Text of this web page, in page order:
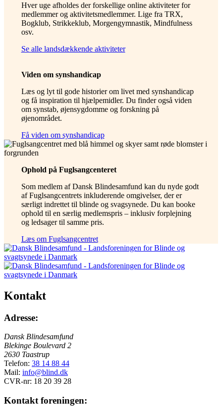
Hver uge afholdes der forskellige online aktiviteter for
medlemmer og aktivitetsmedlemmer. Lige fra TRX,
Bogklub, Strikkeklub, Morgengymnastik, Mindfulness
osv.
Se alle landsdækkende aktiviteter
Viden om synshandicap
Læs og lyt til gode historier om livet med synshandicap
og få inspiration til hjælpemidler. Du finder også viden
om synstab, øjensygdomme og forskning på
øjenområdet.
Få viden om synshandicap
Ophold på Fuglsangcenteret
Som medlem af Dansk Blindesamfund kan du nyde godt
af Fuglsangcentrets inkluderende omgivelser, der er
særligt indrettet til blinde og svagsynede. Du kan booke
ophold til en særlig medlemspris – inklusiv forplejning
og ledsager til samme pris.
Læs om Fuglsangcentret
Kontakt
Adresse:
Dansk Blindesamfund
Blekinge Boulevard 2
2630 Taastrup
Telefon: 38 14 88 44
Mail: info@blind.dk
CVR-nr: 18 20 39 28
Kontakt foreningen: